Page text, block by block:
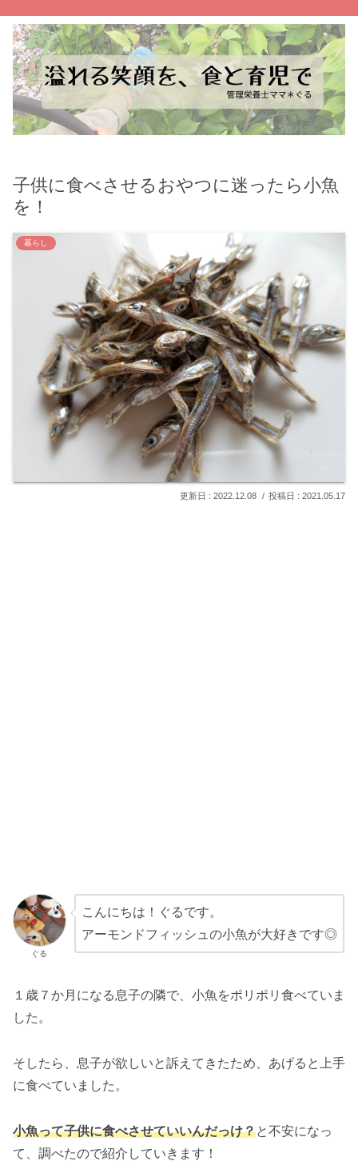
子供に食べさせるおやつに迷ったら小魚
を！
暮らし
2022.12.08 2021.05.17
ぐる
こんにちは！ぐるです。
アーモンドフィッシュの小魚が大好きです◎
１歳７か月になる息子の隣で、小魚をポリポリ食べていま
した。
そしたら、息子が欲しいと訴えてきたため、あげると上手
に食べていました。
小魚って子供に食べさせていいんだっけ？と不安になっ
て、調べたので紹介していきます！